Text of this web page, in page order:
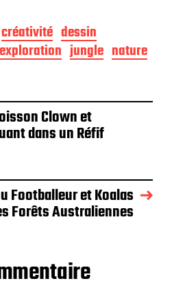
créativité dessin
exploration jungle nature
Clown et
dans un Réfif
Footballeur et Koalas
Forêts Australiennes